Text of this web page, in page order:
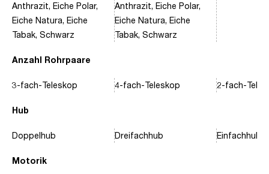
Anzahl Rohrpaare
Hub
Motorik
Anthrazit, Eiche Polar,
Eiche Natura, Eiche
Tabak, Schwarz
3-fach-Teleskop
Doppelhub
Anthrazit, Eiche Polar,
Eiche Natura, Eiche
Tabak, Schwarz
4-fach-Teleskop
Dreifachhub
2-fach-
Einfachhub